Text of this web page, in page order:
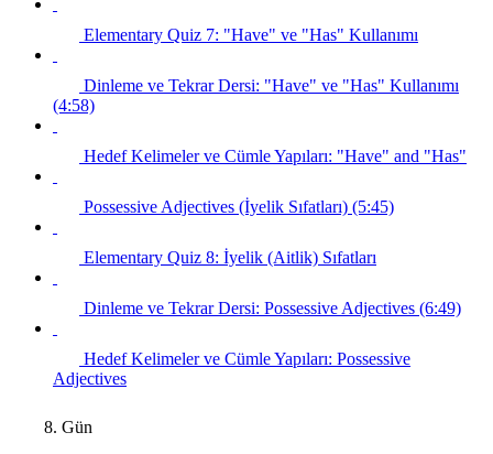
Elementary Quiz 7: "Have" ve "Has" Kullanımı
Dinleme ve Tekrar Dersi: "Have" ve "Has" Kullanımı
(4:58)
Hedef Kelimeler ve Cümle Yapıları: "Have" and "Has"
Possessive Adjectives (İyelik Sıfatları) (5:45)
Elementary Quiz 8: İyelik (Aitlik) Sıfatları
Dinleme ve Tekrar Dersi: Possessive Adjectives (6:49)
Hedef Kelimeler ve Cümle Yapıları: Possessive
Adjectives
8. Gün